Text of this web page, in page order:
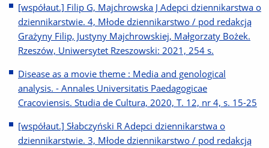
[współaut.] Filip G, Majchrowska J Adepci dziennikarstwa o
dziennikarstwie. 4, Młode dziennikarstwo / pod redakcją
Grażyny Filip, Justyny Majchrowskiej, Małgorzaty Bożek.
Rzeszów, Uniwersytet Rzeszowski: 2021, 254 s.
Disease as a movie theme : Media and genological
analysis. - Annales Universitatis Paedagogicae
Cracoviensis. Studia de Cultura, 2020, T. 12, nr 4, s. 15-25
[współaut.] Słabczyński R Adepci dziennikarstwa o
dziennikarstwie. 3, Młode dziennikarstwo / pod redakcją